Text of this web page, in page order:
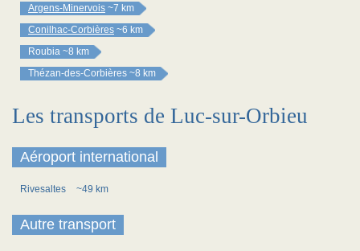
Argens-Minervois ~7 km
Conilhac-Corbières ~6 km
Roubia ~8 km
Thézan-des-Corbières ~8 km
Les transports de Luc-sur-Orbieu
Aéroport international
Rivesaltes ~49 km
Autre transport